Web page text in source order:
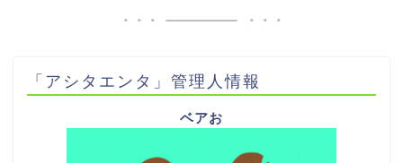
「アシタエンタ」管理人情報
ベアお